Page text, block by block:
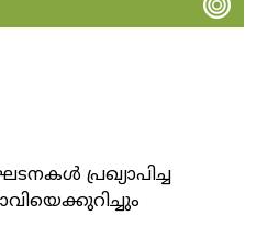
പ്രഖ്യാപിച്ച